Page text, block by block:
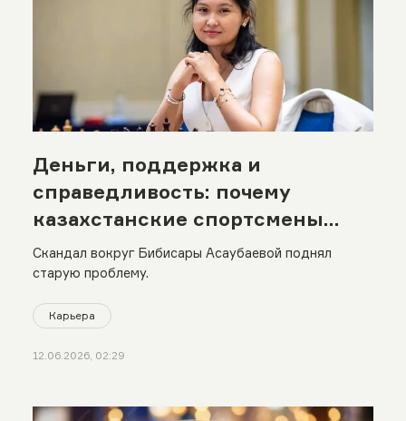
Деньги, поддержка и
справедливость: почему
казахстанские спортсмены
конфликтуют с федерациями
Скандал вокруг Бибисары Асаубаевой поднял
старую проблему.
Карьера
12.06.2026, 02:29